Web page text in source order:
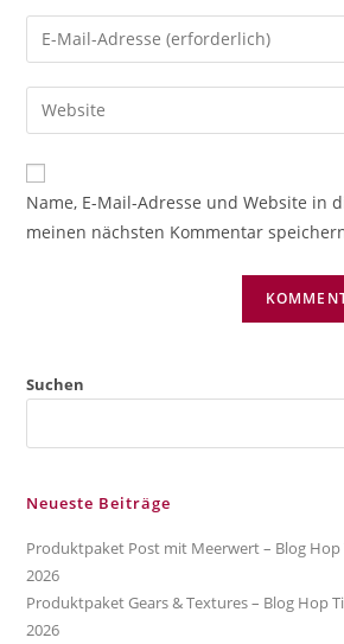
Namen
oder
zum
Kommentieren
ein
Gib
deine
E-
Mail-
zum
Kommentieren
ein
Gib
deine
Website-
URL
Name, E-Mail-Adresse und Website in
meinen nächsten Kommentar
Suchen
Neueste Beiträge
Produktpaket Post mit Meerwert – Blog Hop
2026
Produktpaket Gears & Textures – Blog Hop
2026